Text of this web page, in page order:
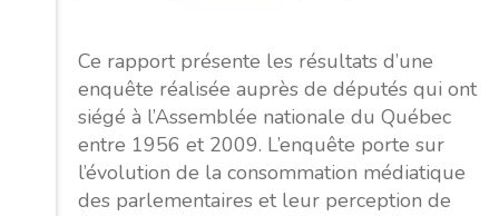
Ce rapport présente les résultats d’une
enquête réalisée auprès de députés qui ont
siégé à l’Assemblée nationale du Québec
entre 1956 et 2009. L’enquête porte sur
l’évolution de la consommation médiatique
des parlementaires et leur perception de